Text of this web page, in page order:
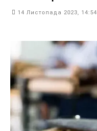
14 Листопада 2023, 14:54